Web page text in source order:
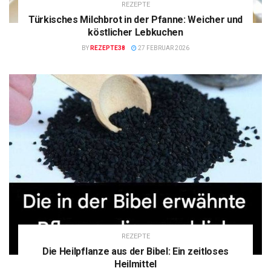
REZEPTE
Türkisches Milchbrot in der Pfanne: Weicher und
köstlicher Lebkuchen
BY REZEPTE38 27 FEBRUAR 2026
REZEPTE
Die Heilpflanze aus der Bibel: Ein zeitloses
Heilmittel